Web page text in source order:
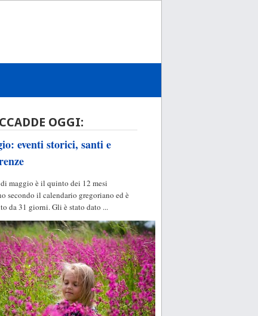
OGGI:
eventi storici, santi e
maggio è il quinto dei 12 mesi
secondo il calendario gregoriano ed è
da 31 giorni. Gli è stato dato ...